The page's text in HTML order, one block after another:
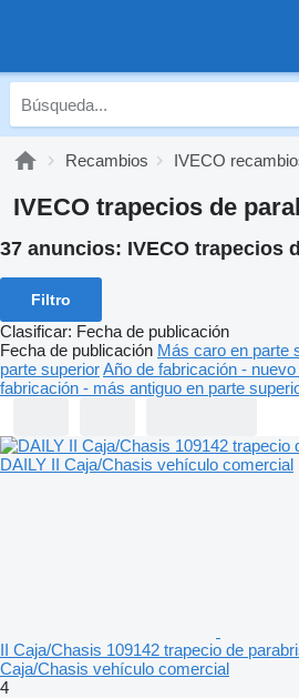
Recambios IVECO
IVECO trapecios de
37 anuncios: IVECO trapecios
Filtro
Clasificar: Fecha de publicación
Fecha de publicación Más caro en parte
parte superiorAño de fabricación -
fabricación - más antiguo en parte
II Caja/Chasis 109142 trapecio de
Caja/Chasis vehículo comercial
4